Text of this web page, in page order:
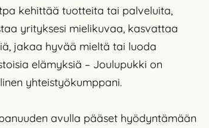
kehittää tuotteita tai palveluita,
yrityksesi mielikuvaa, kasvattaa
jakaa hyvää mieltä tai luoda
elämyksiä – Joulupukki on
yhteistyökumppani.
avulla pääset hyödyntämään